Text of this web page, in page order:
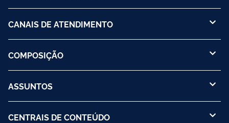
CANAIS DE ATENDIMENTO
COMPOSIÇÃO
ASSUNTOS
CENTRAIS DE CONTEÚDO